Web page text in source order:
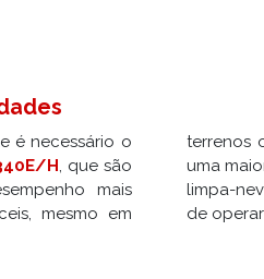
é necessário o
H, que são
mais
mesmo em
terrenos
uma maior flexibilidade na escolha do tipo de bateria. As viaturas elétricas
capazes
de